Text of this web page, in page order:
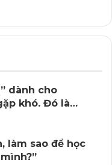
dành cho
khó. Đó là…
làm sao để học